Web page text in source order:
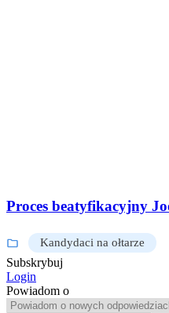
Proces beatyfikacyjny
Kandydaci na ołtarze
Subskrybuj
Login
Powiadom o